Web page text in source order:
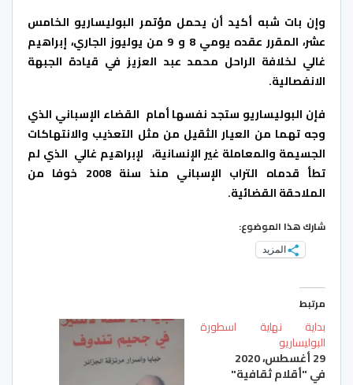
وإن بات شبه أكيد أن يحمل مؤتمر البوليساريو الخامس
عشر، المقرر عقده يومي 8 و 9 من يوليوز الجاري، إبراهيم
غالي لخلافة الراحل محمد عبد العزيز في قيادة الجبهة
الانفصالية.
فإن البوليساريو ستجد نفسها أمام القضاء الإسباني الذي
وجه تهما من العيار الثقيل من مثل التعذيب والانتهاكات
الجسيمة والمعاملة غير الإنسانية، لإبراهيم غالي الذي لم
تطأ قدماه التراب الإسباني منذ سنة 2008 خوفا من
الملاحقة القضائية.
شارك هذا الموضوع:
المزيد
مرتبط
بداية نهاية اسطورة
البوليساريو
29 أغسطس، 2020
في "أقلام ثقافية"